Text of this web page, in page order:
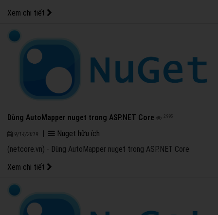
Xem chi tiết
Dùng AutoMapper nuget trong ASP.NET Core 2995
9/14/2019 |
Nuget hữu ích
(netcore.vn) - Dùng AutoMapper nuget trong ASP.NET Core
Xem chi tiết